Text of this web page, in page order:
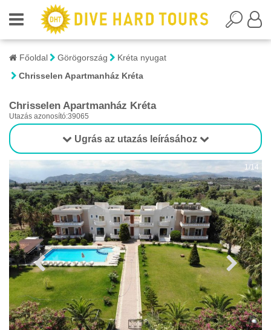
Főoldal Görögország
Kréta nyugat
Chrisselen Apartmanház Kréta
Chrisselen Apartmanház Kréta
Utazás azonosító:39065
Ugrás az utazás leírásához
1/14